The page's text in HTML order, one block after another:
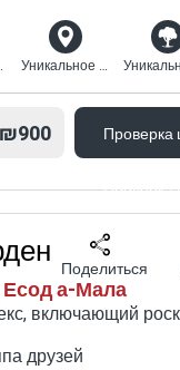
вид Уникальное расположение
₪900 Проверка
Проверка
а-Мала
включающий
друзей
Поделиться